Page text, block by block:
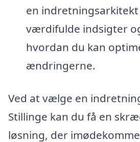
en indretningsarkitekt
værdifulde indsigter
hvordan du kan
ændringerne.
Ved at vælge en
Stillinge kan du få en
løsning, der